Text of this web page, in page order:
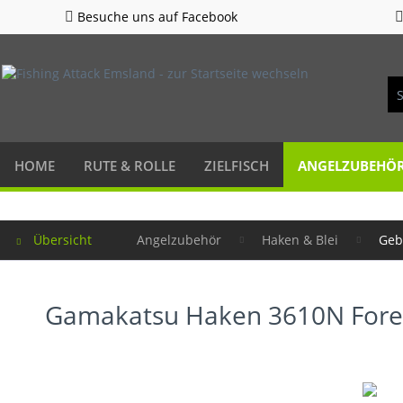
Besuche uns auf Facebook
HOME RUTE & ROLLE ZIELFISCH
Übersicht Angelzubehör Haken & Blei
Gamakatsu Haken 3610N